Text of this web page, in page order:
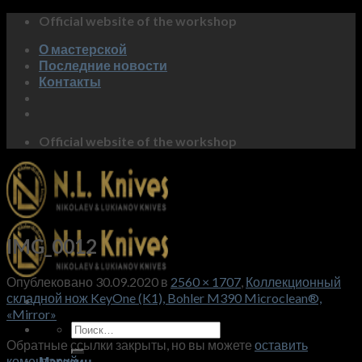
Skip
content
Official website of the workshop
О мастерской
Последние новости
Контакты
Official website of the workshop
Искать:
IMG_0012
Опублековано 30.09.2020 в 2560 × 1707, Коллекционный
складной нож KeyOne (K1), Bohler M390 Microclean®,
«Mirror»
Обратные ссылки закрыты, но вы можете оставить